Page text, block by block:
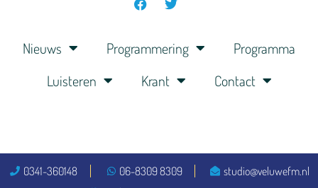
Nieuws Programmering
Programma
Luisteren
Krant Contact
0341-360148 06-8309 8309
studio@veluwefm.nl